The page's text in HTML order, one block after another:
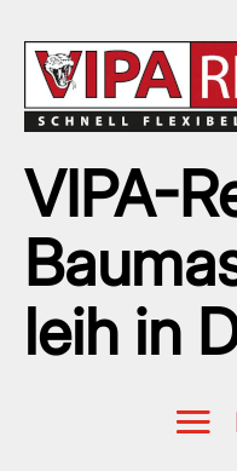
VIPA-
leih in